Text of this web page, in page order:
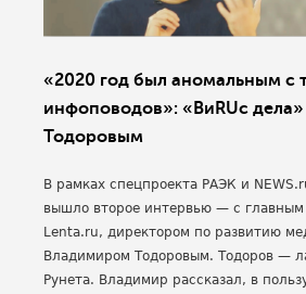
«2020 год был аномальным с
инфоповодов»: «ВиRUс
Тодоровым
В рамках спецпроекта РАЭК и
вышло второе интервью — с главным
Lenta.ru, директором по развитию
Владимиром Тодоровым. Тодоров —
Рунета. Владимир рассказал, в